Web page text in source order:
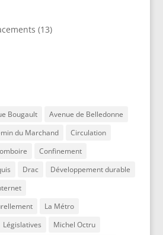
(13)
Bougault
Avenue de Belledonne
du Marchand
Circulation
Confinement
Drac
Développement durable
La Métro
Législatives
Michel Octru